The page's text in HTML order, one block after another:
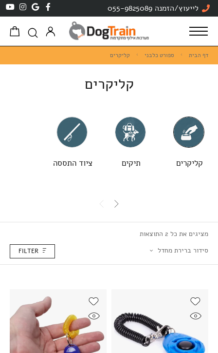
לייעוץ/הזמנה 055-9825089
דף הבית ספורט כלבני קליקרים
קליקרים
קליקרים תיקים ציוד התססה
מציגים את כל ⁦2⁩ התוצאות
סידור ברירת מחדל
FILTER